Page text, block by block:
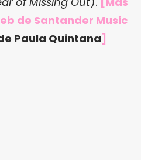
de Santander Music
Paula Quintana]